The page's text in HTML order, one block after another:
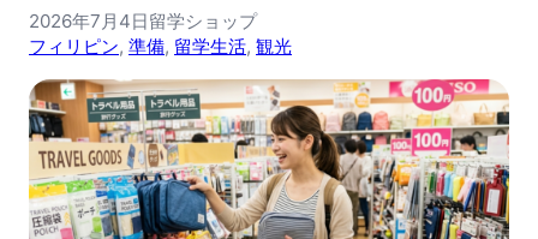
2026年7月4日留学ショップ
フィリピン, 準備, 留学生活, 観光